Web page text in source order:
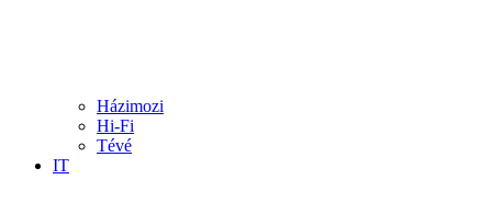
Házimozi
Hi-Fi
Tévé
IT